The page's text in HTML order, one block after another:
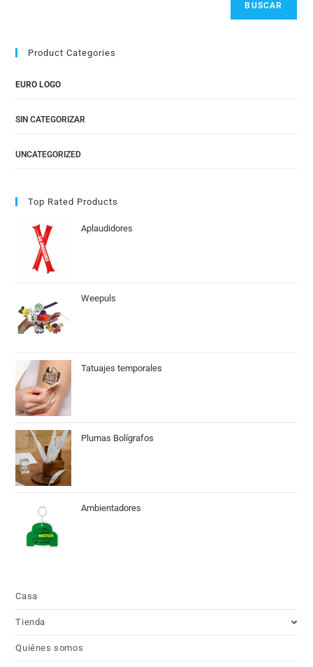
BUSCAR
Product Categories
EURO LOGO
SIN CATEGORIZAR
UNCATEGORIZED
Top Rated Products
Aplaudidores
Weepuls
Tatuajes temporales
Plumas Bolígrafos
Ambientadores
Casa
Tienda
Quiénes somos